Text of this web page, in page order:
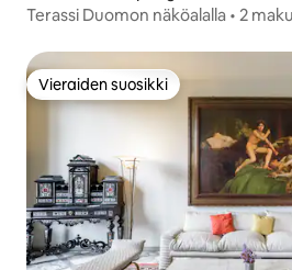
Terassi Duomon näköalalla • 2
Vieraiden suosikki
Vieraiden suosikki